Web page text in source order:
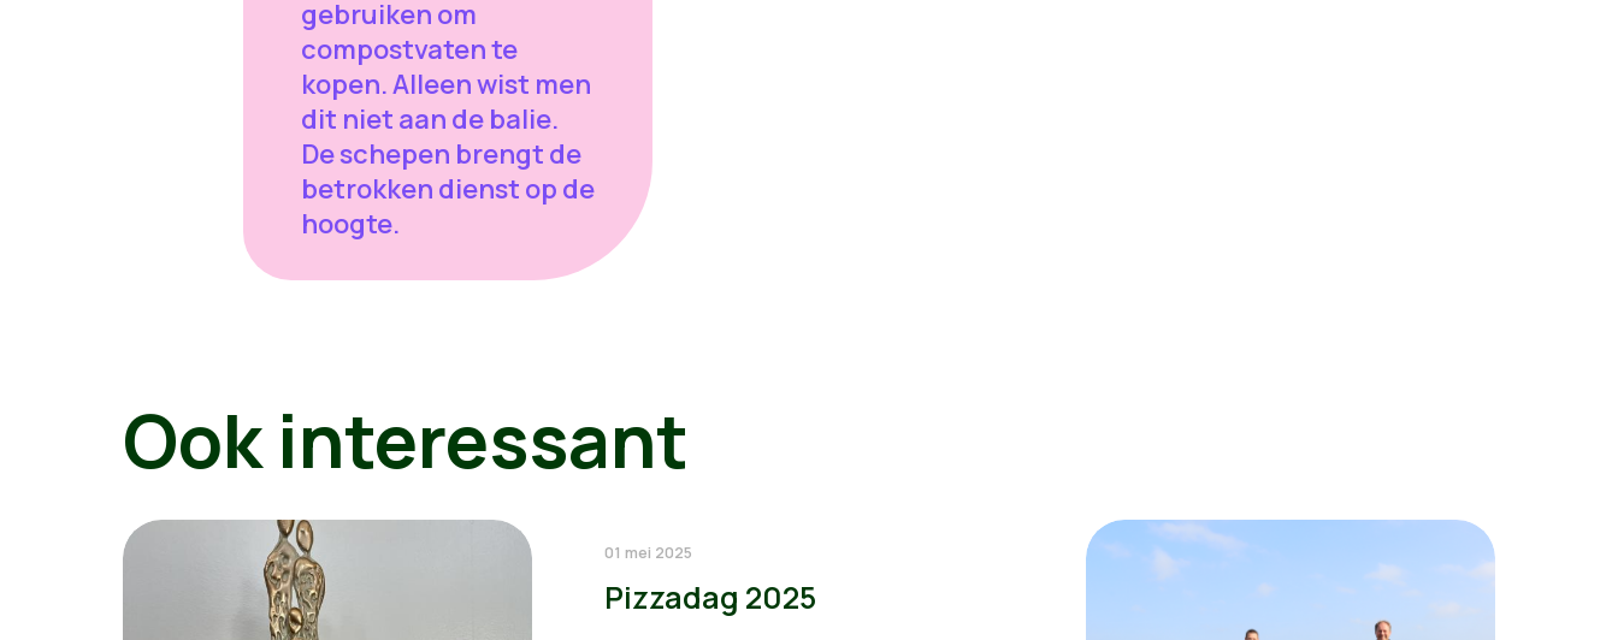
gebruiken om
compostvaten te
kopen. Alleen wist men
dit niet aan de balie.
De schepen brengt de
betrokken dienst op de
hoogte.
Ook interessant
01 mei 2025
Pizzadag 2025